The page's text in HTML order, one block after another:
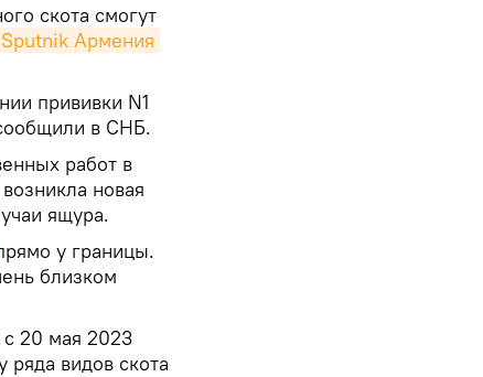
скота смогут
Sputnik Армения
прививки N1
в СНБ.
работ в
новая
ящура.
у границы.
близком
20 мая 2023
ряда видов скота